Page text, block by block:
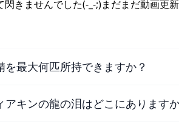
閃きませんでした(-_-;)まだまだ動画更
を最大何匹所持できますか？
アキンの龍の泪はどこにあります